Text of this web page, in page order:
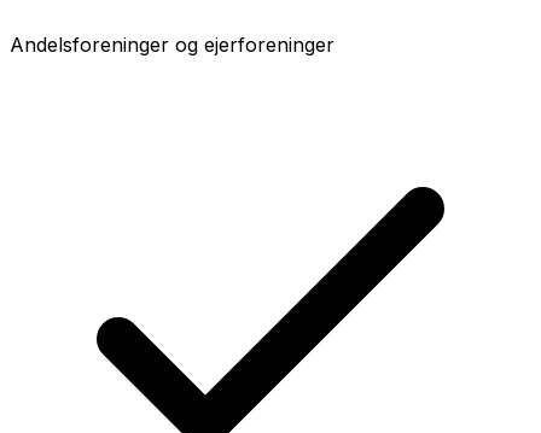
Andelsforeninger og ejerforeninger